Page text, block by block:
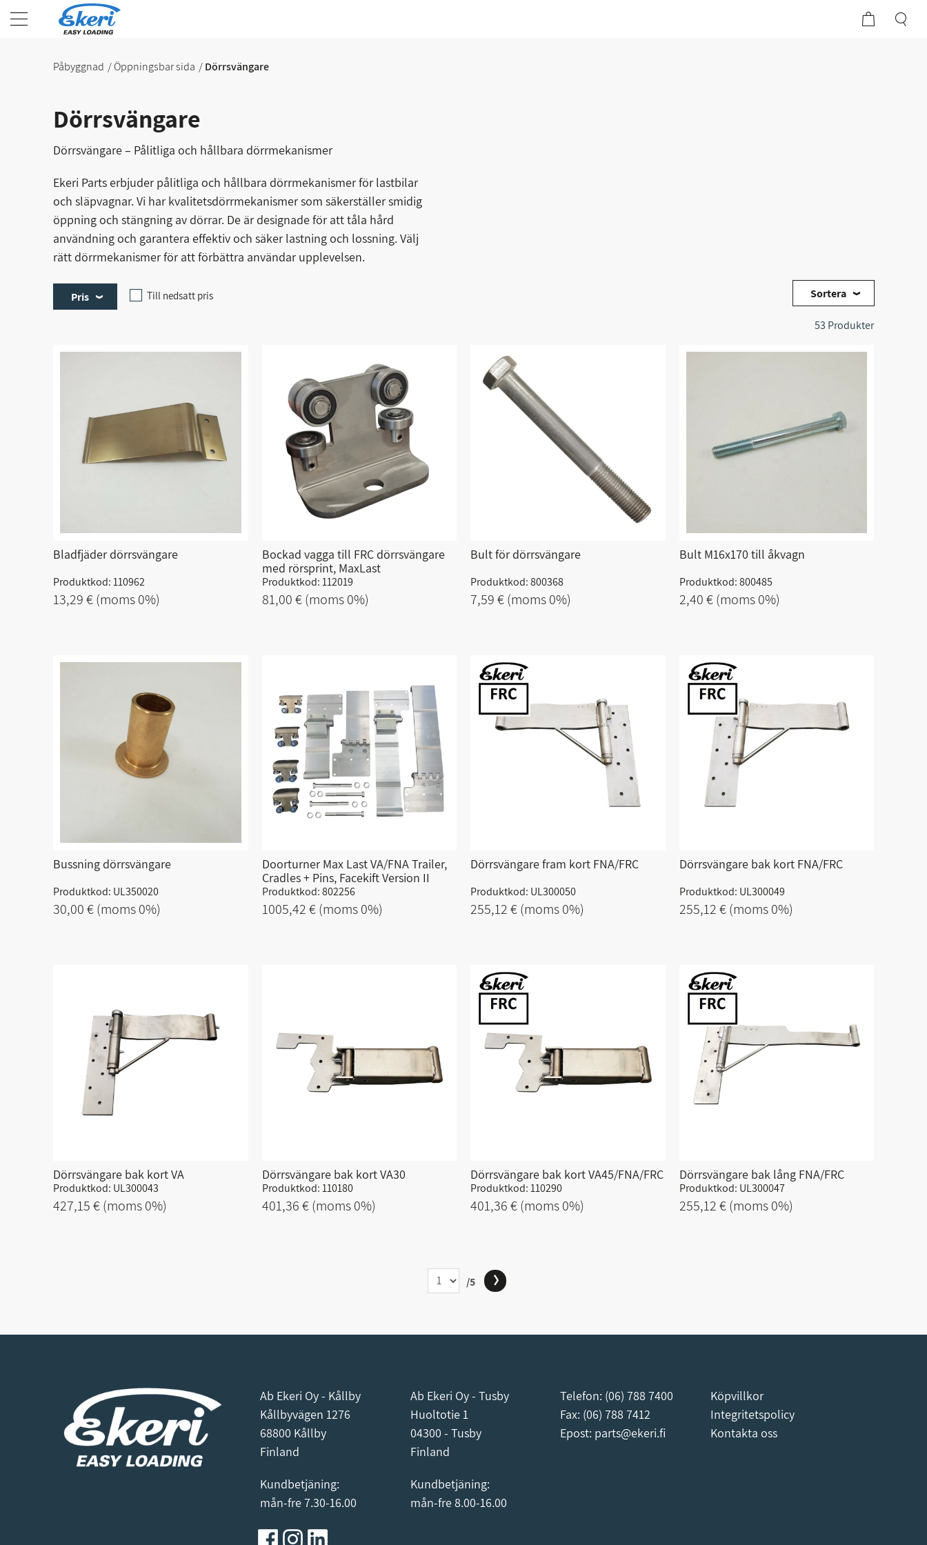
Påbyggnad Öppningsbar sida Dörrsvängare
Dörrsvängare
Dörrsvängare – Pålitliga och hållbara dörrmekanismer
Ekeri Parts erbjuder pålitliga och hållbara dörrmekanismer för lastbilar
och släpvagnar. Vi har kvalitetsdörrmekanismer som säkerställer smidig
öppning och stängning av dörrar. De är designade för att tåla hård
användning och garantera effektiv och säker lastning och lossning. Välj
rätt dörrmekanismer för att förbättra användar upplevelsen.
Sortera
Pris Till nedsatt pris
53 Produkter
Bladfjäder dörrsvängare
Produktkod: 110962
13,29 €(moms 0%)
Bockad vagga till FRC dörrsvängare
med rörsprint, MaxLast
Produktkod: 112019
81,00 €(moms 0%)
Bult för dörrsvängare
Produktkod: 800368
7,59 €(moms 0%)
Bult M16x170 till åkvagn
Produktkod: 800485
2,40 €(moms 0%)
Bussning dörrsvängare
Produktkod: UL350020
30,00 €(moms 0%)
Doorturner Max Last VA/FNA Trailer,
Cradles + Pins, Facekift Version II
Produktkod: 802256
1005,42 €(moms 0%)
Dörrsvängare fram kort FNA/FRC
Produktkod: UL300050
255,12 €(moms 0%)
Dörrsvängare bak kort FNA/FRC
Produktkod: UL300049
255,12 €(moms 0%)
Dörrsvängare bak kort VA
Produktkod: UL300043
427,15 €(moms 0%)
Dörrsvängare bak kort VA30
Produktkod: 110180
401,36 €(moms 0%)
Dörrsvängare bak kort VA45/FNA/FRC
Produktkod: 110290
401,36 €(moms 0%)
Dörrsvängare bak lång FNA/FRC
Produktkod: UL300047
255,12 €(moms 0%)
/5
Ab Ekeri Oy - Kållby
Kållbyvägen 1276
68800 Kållby
Finland
Kundbetjäning:
mån-fre 7.30-16.00
Ab Ekeri Oy - Tusby
Huoltotie 1
04300 - Tusby
Finland
Kundbetjäning:
mån-fre 8.00-16.00
Telefon: (06) 788 7400
Fax: (06) 788 7412
Epost: parts@ekeri.fi
Köpvillkor
Integritetspolicy
Kontakta oss